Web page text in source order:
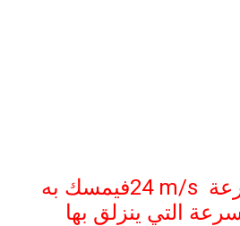
24 m/sفيمسك به
التي ينزلق بها